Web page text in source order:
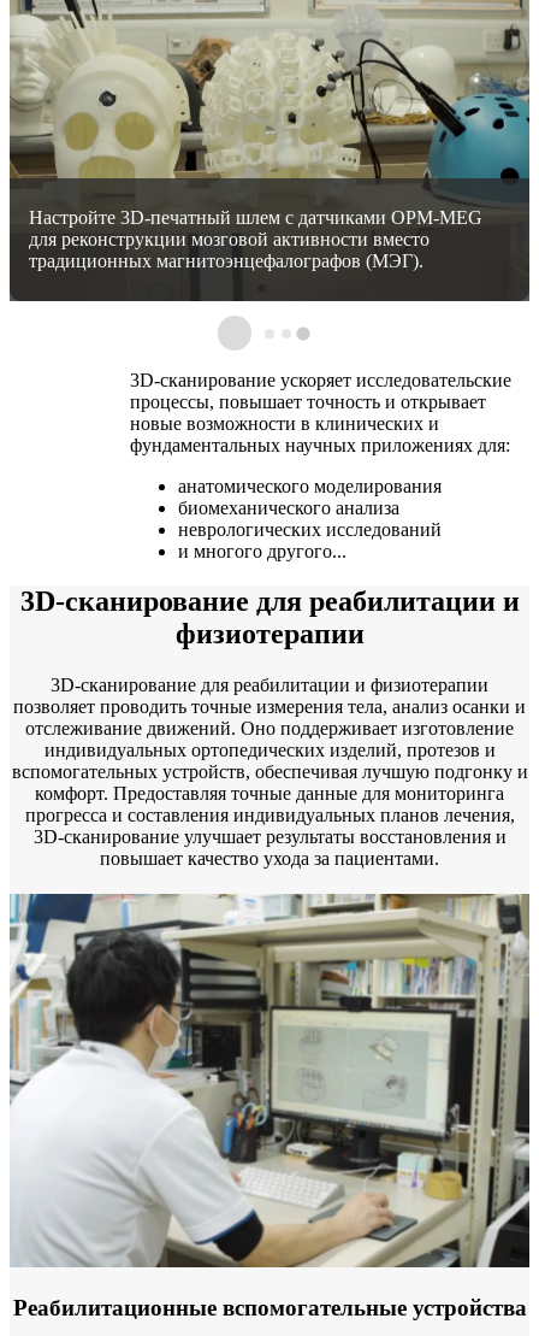
3D-печатная модель пластинатных органов для
3D-сканирование ускоряет исследовательские
процессы, повышает точность и открывает
новые возможности в клинических и
фундаментальных научных приложениях для:
анатомического моделирования
биомеханического анализа
неврологических исследований
и многого другого...
3D-сканирование для реабилитации и
физиотерапии
3D-сканирование для реабилитации и физиотерапии
позволяет проводить точные измерения тела, анализ осанки и
отслеживание движений. Оно поддерживает изготовление
индивидуальных ортопедических изделий, протезов и
вспомогательных устройств, обеспечивая лучшую подгонку и
комфорт. Предоставляя точные данные для мониторинга
прогресса и составления индивидуальных планов лечения,
3D-сканирование улучшает результаты восстановления и
повышает качество ухода за пациентами.
Реабилитационные вспомогательные устройства